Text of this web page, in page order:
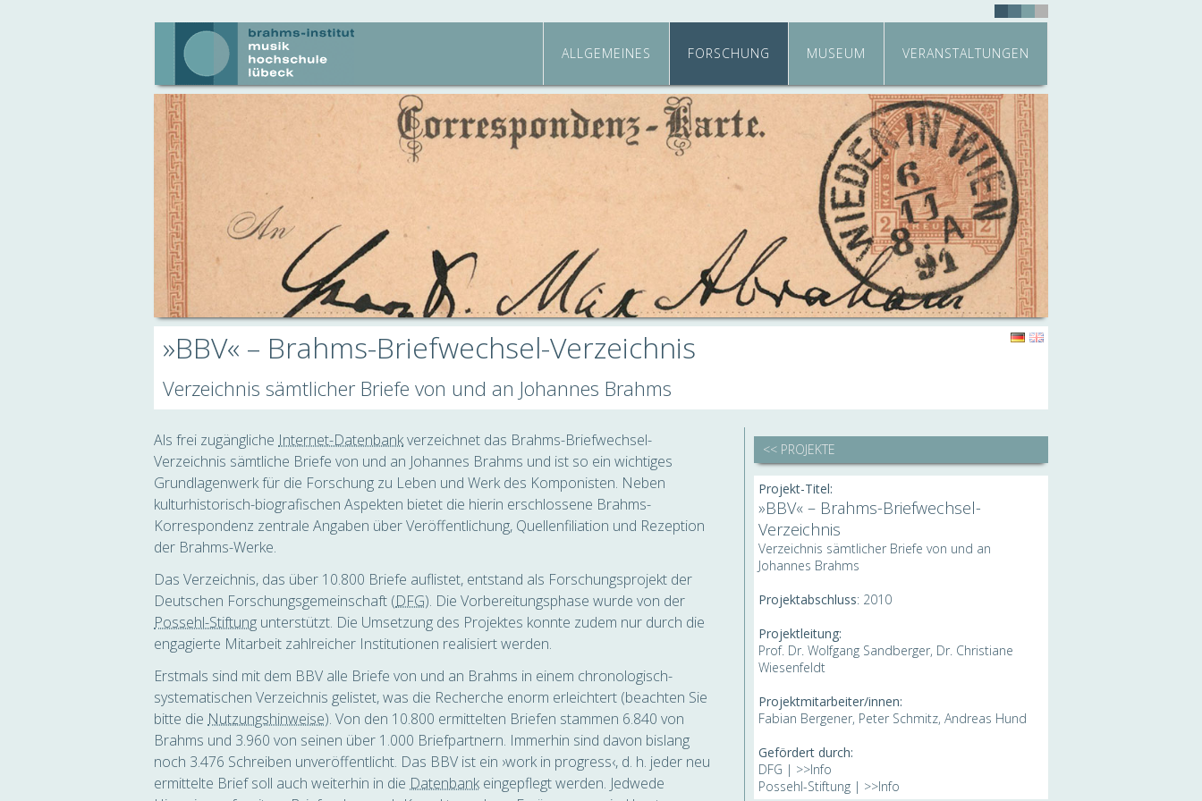
ALLGEMEINES FORSCHUNG MUSEUM VERANSTALTUNGEN
»BBV« – Brahms-Briefwechsel-Verzeichnis
Verzeichnis sämtlicher Briefe von und an Johannes Brahms
Als frei zugängliche Internet-Datenbankverzeichnet das Brahms-Briefwechsel-
Verzeichnis sämtliche Briefe von und an Johannes Brahms und ist so ein wichtiges
Grundlagenwerk für die Forschung zu Leben und Werk des Komponisten. Neben
kulturhistorisch-biografischen Aspekten bietet die hierin erschlossene Brahms-
Korrespondenz zentrale Angaben über Veröffentlichung, Quellenfiliation und Rezeption
der Brahms-Werke.
Das Verzeichnis, das über 10.800 Briefe auflistet, entstand als Forschungsprojekt der
Deutschen Forschungsgemeinschaft (DFG). Die Vorbereitungsphase wurde von der
Possehl-Stiftung unterstützt. Die Umsetzung des Projektes konnte zudem nur durch die
engagierte Mitarbeit zahlreicher Institutionen realisiert werden.
Erstmals sind mit dem BBV alle Briefe von und an Brahms in einem chronologisch-
systematischen Verzeichnis gelistet, was die Recherche enorm erleichtert (beachten Sie
bitte die Nutzungshinweise). Von den 10.800 ermittelten Briefen stammen 6.840 von
Brahms und 3.960 von seinen über 1.000 Briefpartnern. Immerhin sind davon bislang
noch 3.476 Schreiben unveröffentlicht. Das BBV ist ein ›work in progress‹, d. h. jeder neu
ermittelte Brief soll auch weiterhin in die Datenbankeingepflegt werden. Jedwede
<< PROJEKTE
Projekt-Titel:
»BBV« – Brahms-Briefwechsel-
Verzeichnis
Verzeichnis sämtlicher Briefe von und an
Johannes Brahms
Projektabschluss: 2010
Projektleitung:
Prof. Dr. Wolfgang Sandberger, Dr. Christiane
Wiesenfeldt
Projektmitarbeiter/innen:
Fabian Bergener, Peter Schmitz, Andreas Hund
Gefördert durch:
DFG | >>Info
Possehl-Stiftung | >>Info